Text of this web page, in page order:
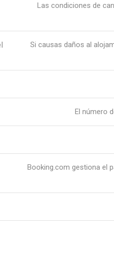
Las condiciones de
Si causas daños al
El número
Booking.com gestiona el